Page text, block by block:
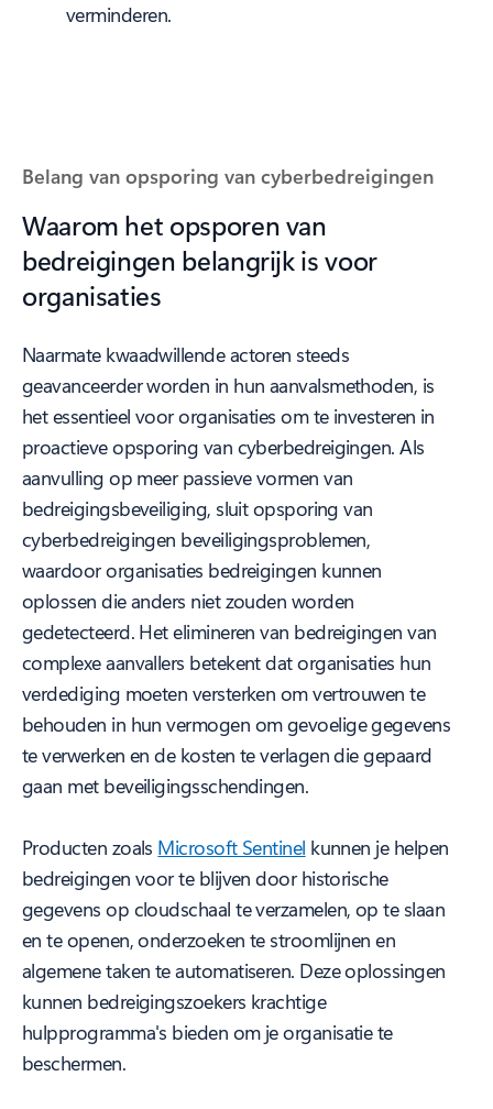
verminderen.
Belang van opsporing van cyberbedreigingen
Waarom het opsporen van
bedreigingen belangrijk is voor
organisaties
Naarmate kwaadwillende actoren steeds
geavanceerder worden in hun aanvalsmethoden, is
het essentieel voor organisaties om te investeren in
proactieve opsporing van cyberbedreigingen. Als
aanvulling op meer passieve vormen van
bedreigingsbeveiliging, sluit opsporing van
cyberbedreigingen beveiligingsproblemen,
waardoor organisaties bedreigingen kunnen
oplossen die anders niet zouden worden
gedetecteerd. Het elimineren van bedreigingen van
complexe aanvallers betekent dat organisaties hun
verdediging moeten versterken om vertrouwen te
behouden in hun vermogen om gevoelige gegevens
te verwerken en de kosten te verlagen die gepaard
gaan met beveiligingsschendingen.
Producten zoals Microsoft Sentinel kunnen je helpen
bedreigingen voor te blijven door historische
gegevens op cloudschaal te verzamelen, op te slaan
en te openen, onderzoeken te stroomlijnen en
algemene taken te automatiseren. Deze oplossingen
kunnen bedreigingszoekers krachtige
hulpprogramma's bieden om je organisatie te
beschermen.